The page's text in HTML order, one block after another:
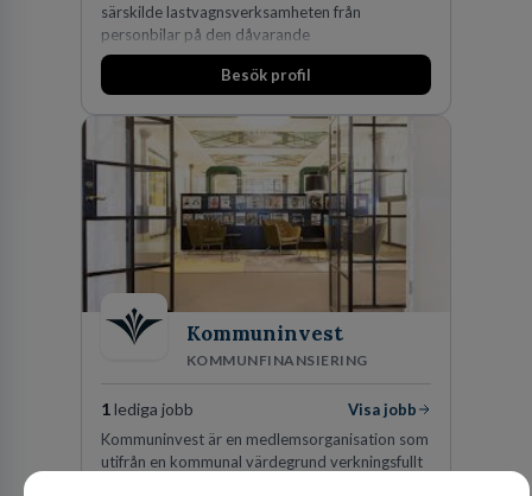
särskilde lastvagnsverksamheten från
personbilar på den dåvarande
huvudanläggningen i Värnamo. Sedan dess har
man expanderat kraftigt genom ett antal
den största privata återförsäljaren av Volvo
Lastvagnar och finns representerade på 20
orter i södra Sverige.
Besök profil
Kommuninvest
KOMMUNFINANSIERING
1 lediga jobb
Visa jobb
Kommuninvest är en medlemsorganisation som
utifrån en kommunal värdegrund verkningsfullt